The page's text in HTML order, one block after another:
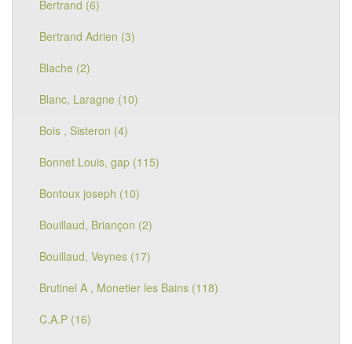
Bertrand (6)
Bertrand Adrien (3)
Blache (2)
Blanc, Laragne (10)
Bois , Sisteron (4)
Bonnet Louis, gap (115)
Bontoux joseph (10)
Bouillaud, Briançon (2)
Bouillaud, Veynes (17)
Brutinel A , Monetier les Bains (118)
C.A.P (16)